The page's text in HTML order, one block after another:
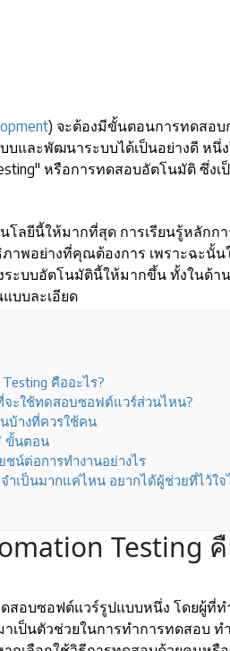
) จะต้องมีขั้นตอนการทดสอ
และพัฒนาระบบได้เป็นอย่างดี ห
หรือการทดสอบอัตโนมัติ ซึ่งเ
ลยีนี้ให้มากที่สุด การเรียนรู้หลักก
ภาพอย่างที่คุณต้องการ เพราะฉะนั้
ระบบอัตโนมัตินี้ให้มากขึ้น ทั้งในด้า
บบละเอียด
คืออะไร?
จะใช้ทดสอบซอฟต์แวร์ส่วนไหน?
บ้างที่ควรใช้คน
ขั้นตอน
ชน์ต่อการทำงานอย่างไร
ำเป็นมากแค่ไหน อยากได้ผู้ช่วยที่ไว้ใ
Testing คื
ดสอบซอฟต์แวร์รูปแบบหนึ่ง โดยผู้ที่
เป็นตัวช่วยในการทำการทดสอบ